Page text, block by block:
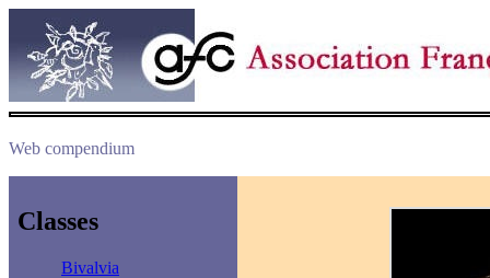
Web compendium
Classes
Bivalvia